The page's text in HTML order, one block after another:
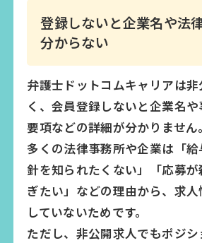
登録しないと企業名や法
分からない
弁護士ドットコムキャリアは
く、会員登録しないと企業名
要項などの詳細が分かりません。
多くの法律事務所や企業は「
針を知られたくない」「応募
ぎたい」などの理由から、求
していないためです。
ただし、非公開求人でもポジ